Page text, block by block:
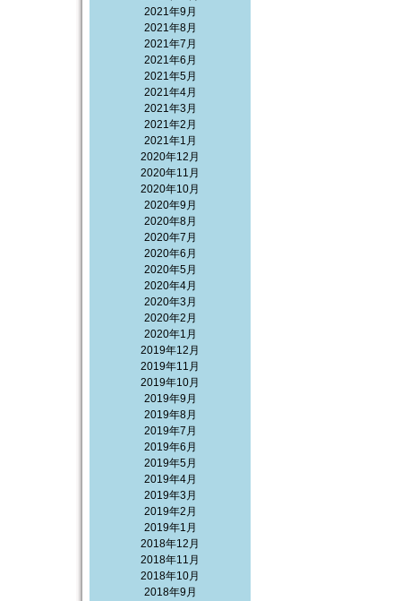
2021年9月
2021年8月
2021年7月
2021年6月
2021年5月
2021年4月
2021年3月
2021年2月
2021年1月
2020年12月
2020年11月
2020年10月
2020年9月
2020年8月
2020年7月
2020年6月
2020年5月
2020年4月
2020年3月
2020年2月
2020年1月
2019年12月
2019年11月
2019年10月
2019年9月
2019年8月
2019年7月
2019年6月
2019年5月
2019年4月
2019年3月
2019年2月
2019年1月
2018年12月
2018年11月
2018年10月
2018年9月